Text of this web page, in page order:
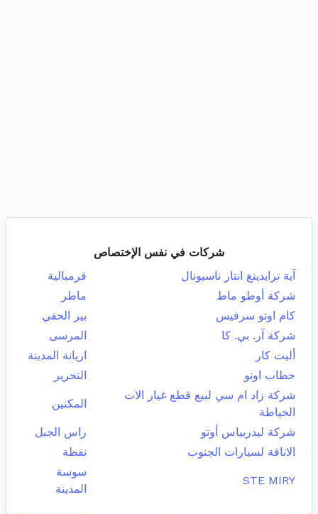
شركات في نفس الإختصاص
آية ترايدينغ انتار ناسيونال
قرمبالية
شركة أوطو ماط
ماطر
كام اوتو سرفيس
بير الحفي
شركة آر. بي. كا
المرسى
أليت كار
اريانة المدينة
حطاب اوتو
التحرير
شركة زاد ام سي لبيع قطع غيار الات
الخياطة
المكنين
شركة ليدربياس أوتو
راس الجبل
الاناقة لسيارات الجنوب
نفطة
STE MIRY
سوسة
المدينة